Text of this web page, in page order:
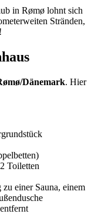
in Rømø lohnt sich
Stränden,
Dänemark. Hier
Toiletten
einer Sauna, einem